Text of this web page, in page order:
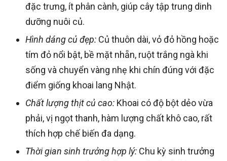
đặc trưng, ít phân cành, giúp cây tập trung dinh
dưỡng nuôi củ.
Hình dáng củ đẹp: Củ thuôn dài, vỏ đỏ hồng hoặc
tím đỏ nổi bật, bề mặt nhẵn, ruột trắng ngà khi
sống và chuyển vàng nhẹ khi chín đúng với đặc
điểm giống khoai lang Nhật.
Chất lượng thịt củ cao: Khoai có độ bột dẻo vừa
phải, vị ngọt thanh, hàm lượng chất khô cao, rất
thích hợp chế biến đa dạng.
Thời gian sinh trưởng hợp lý: Chu kỳ sinh trưởng